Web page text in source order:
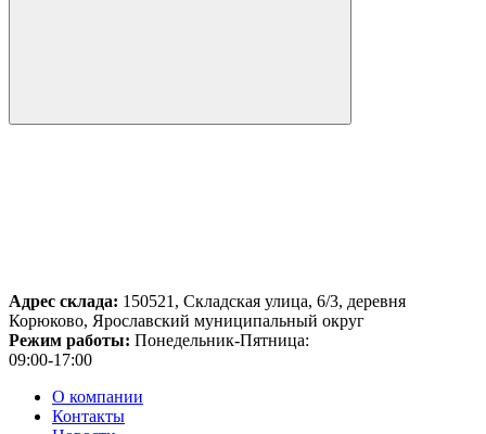
Адрес склада: 150521, Складская улица, 6/3, деревня
Корюково, Ярославский муниципальный округ
Режим работы: Понедельник-Пятница:
09:00-17:00
О компании
Контакты